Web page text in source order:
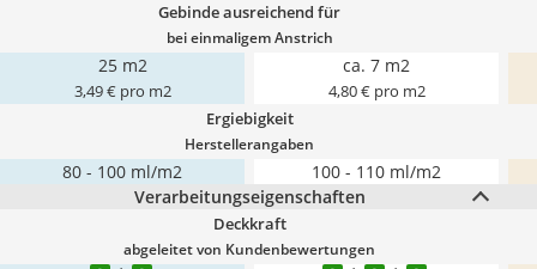
Gebinde ausreichend für
bei einmaligem Anstrich
25 m2
3,49 € pro m2
ca. 7 m2
4,80 € pro m2
Ergiebigkeit
Herstellerangaben
80 - 100 ml/m2
100 - 110 ml/m2
Verarbeitungseigenschaften
Deckkraft
abgeleitet von Kundenbewertungen